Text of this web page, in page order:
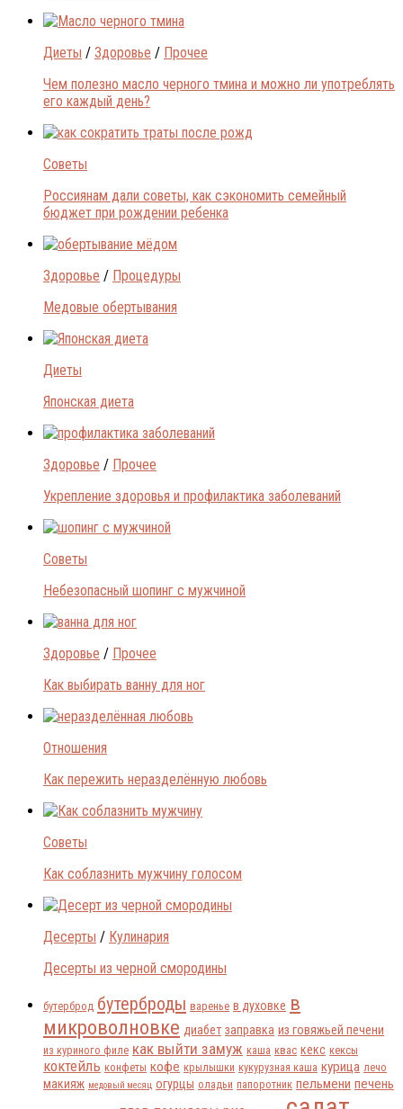
Диеты / Здоровье / Прочее
Чем полезно масло черного тмина и можно ли употреблять
его каждый день?
Советы
Россиянам дали советы, как сэкономить семейный
бюджет при рождении ребенка
Здоровье / Процедуры
Медовые обертывания
Диеты
Японская диета
Здоровье / Прочее
Укрепление здоровья и профилактика заболеваний
Советы
Небезопасный шопинг с мужчиной
Здоровье / Прочее
Как выбирать ванну для ног
Отношения
Как пережить неразделённую любовь
Советы
Как соблазнить мужчину голосом
Десерты / Кулинария
Десерты из черной смородины
бутерброд бутерброды варенье в духовке в
микроволновке диабет заправка из говяжьей печени
из куриного филе как выйти замуж каша квас кекс кексы
коктейль конфеты кофе крылышки кукурузная каша курица лечо
макияж медовый месяц огурцы оладьи папоротник пельмени печень